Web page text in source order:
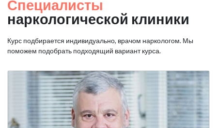
Специалисты
наркологической клиники
Курс подбирается индивидуально, врачом наркологом. Мы
поможем подобрать подходящий вариант курса.